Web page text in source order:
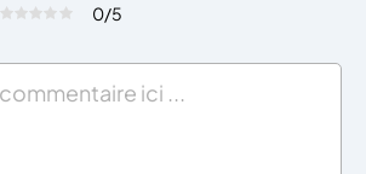
Évaluez cet article:
0/5